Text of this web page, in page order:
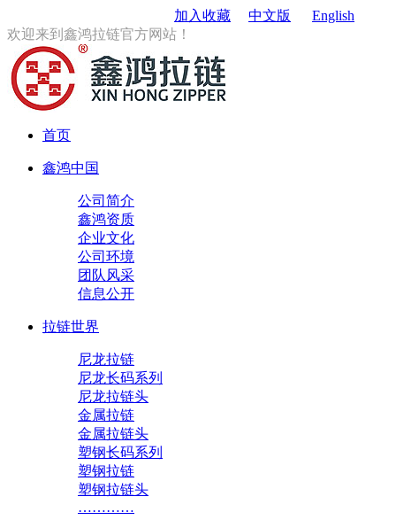
加入收藏 中文版
English
欢迎来到鑫鸿拉链官方网站！
首页
鑫鸿中国
公司简介
鑫鸿资质
企业文化
公司环境
团队风采
信息公开
拉链世界
尼龙拉链
尼龙长码系列
尼龙拉链头
金属拉链
金属拉链头
塑钢长码系列
塑钢拉链
塑钢拉链头
…………